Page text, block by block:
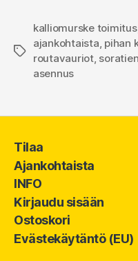
Avainsanat
kalliomurske toimitus,
ajankohtaista pihan
routavauriot,
asennus
Tilaa
Ajankohtaista
INFO
Kirjaudu sisään
Ostoskori
Evästekäytäntö (EU)